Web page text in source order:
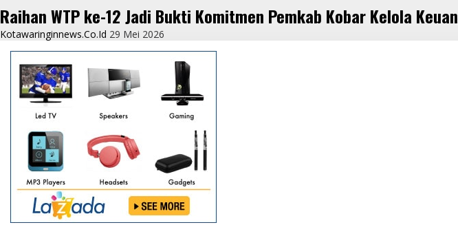
Raihan WTP ke-12 Jadi Bukti Komitmen Pemkab Kobar Kelola
Kotawaringinnews.co.id 29 Mei 2026